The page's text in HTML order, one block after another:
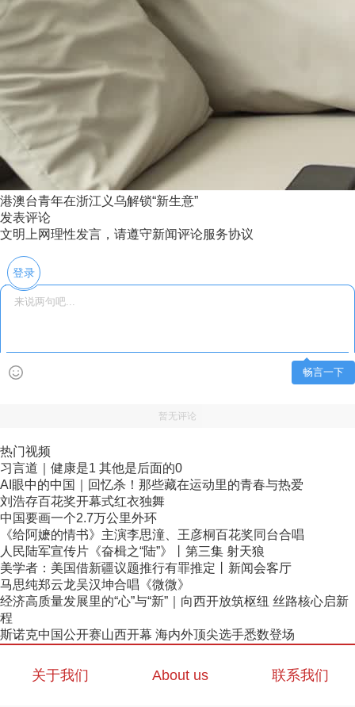
港澳台青年在浙江义乌解锁“新生意”
发表评论
文明上网理性发言，请遵守新闻评论服务协议
登录
畅言一下
暂无评论
热门视频
习言道｜健康是1 其他是后面的0
AI眼中的中国｜回忆杀！那些藏在运动里的青春与热爱
刘浩存百花奖开幕式红衣独舞
中国要画一个2.7万公里外环
《给阿嬷的情书》主演李思潼、王彦桐百花奖同台合唱
人民陆军宣传片《奋楫之“陆”》丨第三集 射天狼
美学者：美国借新疆议题推行有罪推定丨新闻会客厅
马思纯郑云龙吴汉坤合唱《微微》
经济高质量发展里的“心”与“新”｜向西开放筑枢纽 丝路核心启新
程
斯诺克中国公开赛山西开幕 海内外顶尖选手悉数登场
关于我们 About us 联系我们